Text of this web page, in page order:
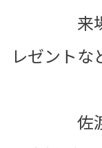
来場者
レゼントな
佐渡店